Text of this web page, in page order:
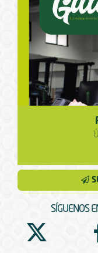
SÍGUENOS